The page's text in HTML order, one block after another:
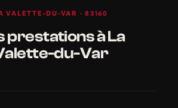
VALETTE-DU-VAR · 83160
prestations à La
du-Var